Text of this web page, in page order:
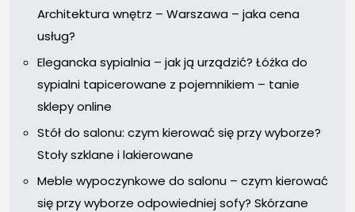
Architektura wnętrz – Warszawa – jaka cena
usług?
Elegancka sypialnia – jak ją urządzić? Łóżka do
sypialni tapicerowane z pojemnikiem – tanie
sklepy online
Stół do salonu: czym kierować się przy wyborze?
Stoły szklane i lakierowane
Meble wypoczynkowe do salonu – czym kierować
się przy wyborze odpowiedniej sofy? Skórzane